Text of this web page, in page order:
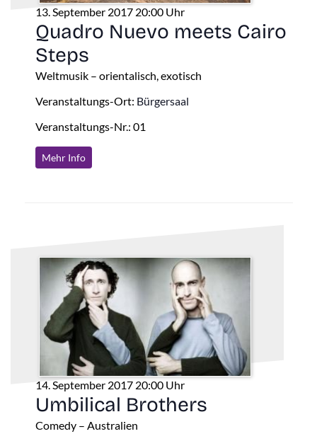
13. September 2017 20:00 Uhr
Quadro Nuevo meets Cairo
Steps
Weltmusik – orientalisch, exotisch
Veranstaltungs-Ort: Bürgersaal
Veranstaltungs-Nr.: 01
Mehr Info
14. September 2017 20:00 Uhr
Umbilical Brothers
Comedy – Australien